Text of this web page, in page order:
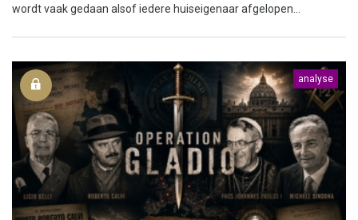
wordt vaak gedaan alsof iedere huiseigenaar afgelopen...
analyse